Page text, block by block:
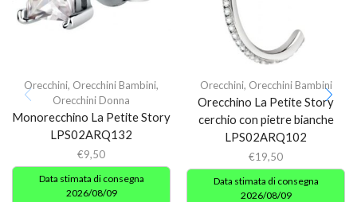
Orecchini, Orecchini Bambini,
Orecchini Donna
Monorecchino La Petite Story
LPS02ARQ132
€9,50
Data stimata di consegna
2026/08/09
Orecchini, Orecchini Bambini
Orecchino La Petite Story
cerchio con pietre bianche
LPS02ARQ102
€19,50
Data stimata di consegna
2026/08/09